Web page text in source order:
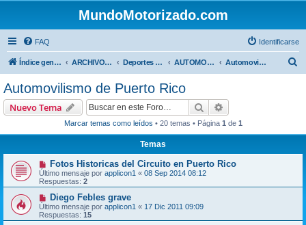
MundoMotorizado.com
FAQ Identificarse
Índice general ARCHIVO HASTA 2018 Deportes Internacionales AUTOMOVILISMO DE CENTROAMERICA Automovilismo de Puerto Rico
Automovilismo de Puerto Rico
Nuevo Tema Buscar
Marcar temas como leídos • 20 temas • Página 1 de 1
Temas
Fotos Historicas del Circuito en Puerto Rico
Último mensaje por applicon1 « 08 Sep 2014 08:12
Respuestas: 2
Diego Febles grave
Último mensaje por applicon1 « 17 Dic 2011 09:09
Respuestas: 15